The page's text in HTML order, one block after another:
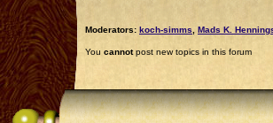
Moderators: koch-simms Mads K.
You cannotpost new topics in this forum